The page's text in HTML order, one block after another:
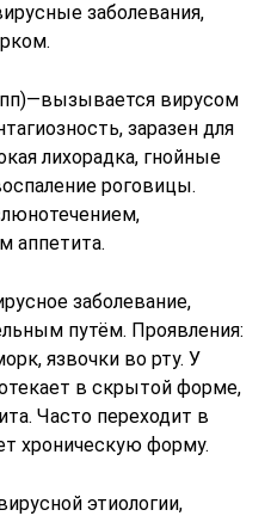
заболевания,
вирусом
заразен для
лихорадка, гнойные
роговицы.
аппетита.
заболевание,
путём. Проявления:
язвочки во рту. У
в скрытой форме,
Часто переходит в
хроническую форму.
этиологии,